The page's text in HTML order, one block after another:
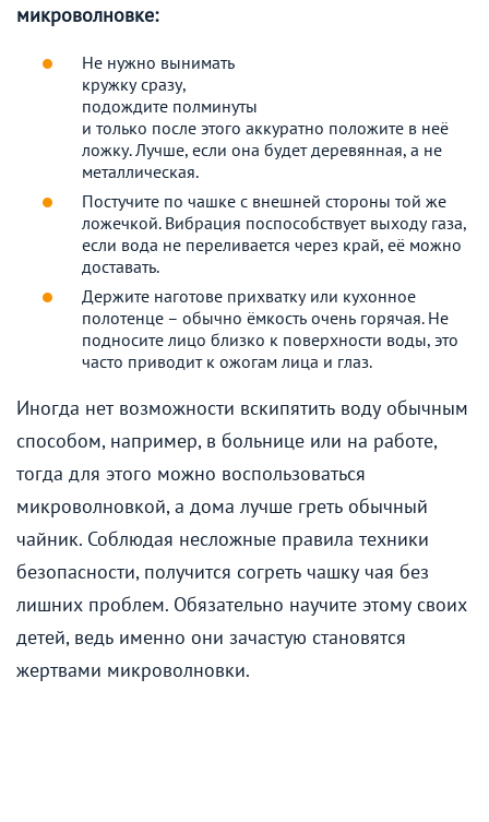
микроволновке:
Не нужно вынимать
кружку сразу,
подождите полминуты
и только после этого аккуратно положите в неё
ложку. Лучше, если она будет деревянная, а не
металлическая.
Постучите по чашке с внешней стороны той же
ложечкой. Вибрация поспособствует выходу газа,
если вода не переливается через край, её можно
доставать.
Держите наготове прихватку или кухонное
полотенце – обычно ёмкость очень горячая. Не
подносите лицо близко к поверхности воды, это
часто приводит к ожогам лица и глаз.
Иногда нет возможности вскипятить воду обычным
способом, например, в больнице или на работе,
тогда для этого можно воспользоваться
микроволновкой, а дома лучше греть обычный
чайник. Соблюдая несложные правила техники
безопасности, получится согреть чашку чая без
лишних проблем. Обязательно научите этому своих
детей, ведь именно они зачастую становятся
жертвами микроволновки.